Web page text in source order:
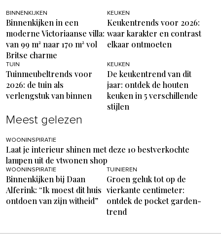
BINNENKIJKEN
Binnenkijken in een
moderne Victoriaanse villa:
van 99 m² naar 170 m² vol
Britse charme
KEUKEN
Keukentrends voor 2026:
waar karakter en contrast
elkaar ontmoeten
TUIN
Tuinmeubeltrends voor
2026: de tuin als
verlengstuk van binnen
KEUKEN
De keukentrend van dit
jaar: ontdek de houten
keuken in 5 verschillende
stijlen
Meest gelezen
WOONINSPIRATIE
Laat je interieur shinen met deze 10 bestverkochte
lampen uit de vtwonen shop
WOONINSPIRATIE
Binnenkijken bij Daan
Alferink: “Ik moest dit huis
ontdoen van zijn witheid”
TUINIEREN
Groen geluk tot op de
vierkante centimeter:
ontdek de pocket garden-
trend